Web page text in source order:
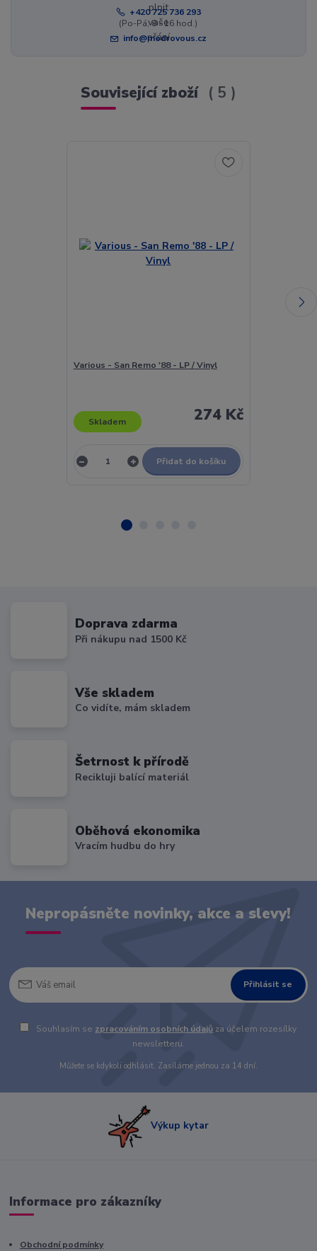
+420 725 736 293
(Po-Pá, 8 - 16 hod.)
info@modrovous.cz
Související zboží 5
Various - San Remo '88 - LP / Vinyl
274 Kč
Skladem
Přidat do košíku
Doprava zdarma
Při nákupu nad 1500 Kč
Vše skladem
Co vidíte, mám skladem
Šetrnost k přírodě
Recikluji balící materiál
Oběhová ekonomika
Vracím hudbu do hry
Nepropásněte novinky, akce a slevy!
Přihlásit se
Souhlasím se zpracováním osobních údajů za účelem rozesílky
newsletteru.
Můžete se kdykoli odhlásit. Zasíláme jednou za 14 dní.
Výkup kytar
Informace pro zákazníky
Obchodní podmínky